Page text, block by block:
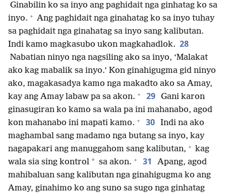
Ginabilin ko sa inyo ang paghidait nga ginhatag ko sa
inyo. + Ang paghidait nga ginahatag ko sa inyo tuhay
sa paghidait nga ginahatag sa inyo sang kalibutan.
Indi kamo magkasubo ukon magkahadlok. 28
Nabatian ninyo nga nagsiling ako sa inyo, ‘Malakat
ako kag mabalik sa inyo.’ Kon ginahigugma gid ninyo
ako, magakasadya kamo nga makadto ako sa Amay,
kay ang Amay labaw pa sa akon. + 29 Gani karon
ginasugiran ko kamo sa wala pa ini mahanabo, agod
kon mahanabo ini mapati kamo. + 30 Indi na ako
maghambal sang madamo nga butang sa inyo, kay
nagapakari ang manuggahom sang kalibutan, + kag
wala sia sing kontrol * sa akon. + 31
Apang, agod
mahibaluan sang kalibutan nga ginahigugma ko ang
Amay, ginahimo ko ang suno sa sugo nga ginhatag